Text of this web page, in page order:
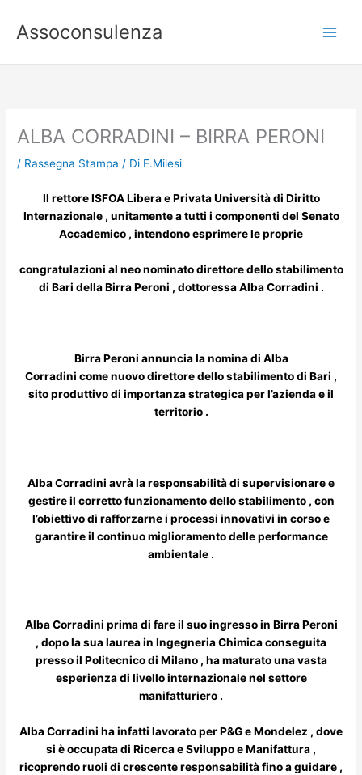
contenuto
Assoconsulenza
ALBA CORRADINI – BIRRA PERONI
/ Rassegna Stampa / Di E.Milesi
Il rettore ISFOA Libera e Privata Università di Diritto
Internazionale , unitamente a tutti i componenti del Senato
Accademico , intendono esprimere le proprie
congratulazioni al neo nominato direttore dello stabilimento
di Bari della Birra Peroni , dottoressa Alba Corradini .
Birra Peroni annuncia la nomina di Alba
Corradini come nuovo direttore dello stabilimento di Bari ,
sito produttivo di importanza strategica per l’azienda e il
territorio .
Alba Corradini avrà la responsabilità di supervisionare e
gestire il corretto funzionamento dello stabilimento , con
l’obiettivo di rafforzarne i processi innovativi in corso e
garantire il continuo miglioramento delle performance
ambientale .
Alba Corradini prima di fare il suo ingresso in Birra Peroni
, dopo la sua laurea in Ingegneria Chimica conseguita
presso il Politecnico di Milano , ha maturato una vasta
esperienza di livello internazionale nel settore
manifatturiero .
Alba Corradini ha infatti lavorato per P&G e Mondelez , dove
si è occupata di Ricerca e Sviluppo e Manifattura ,
ricoprendo ruoli di crescente responsabilità fino a guidare ,